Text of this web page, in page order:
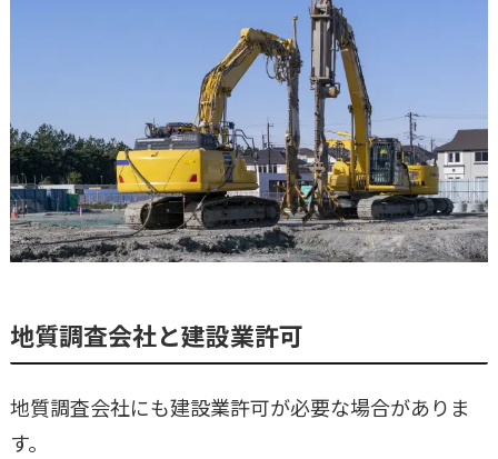
地質調査会社と建設業許可
地質調査会社にも建設業許可が必要な場合がありま
す。